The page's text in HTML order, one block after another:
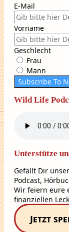
E-Mail
Vorname
Geschlecht
Frau
Mann
Subscribe To
Wild Life
Unterstütze
Gefällt Dir unser
Podcast,
Wir feiern eure
finanziellen
Jetzt